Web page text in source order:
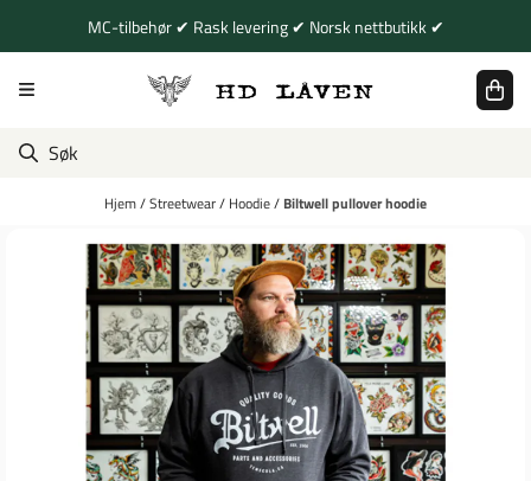
Hopp til innholdMC-tilbehør ✔ Rask levering ✔ Norsk nettbutikk ✔
Hjem/Streetwear/ Hoodie/ Biltwell pullover hoodie